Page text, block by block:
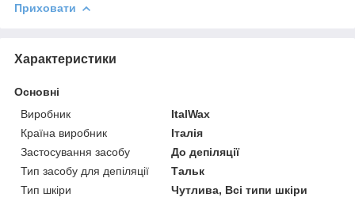
Приховати
Характеристики
Основні
Виробник
ItalWax
Країна виробник
Італія
Застосування засобу
До депіляції
Тип засобу для депіляції
Тальк
Тип шкіри
Чутлива, Всі типи шкіри